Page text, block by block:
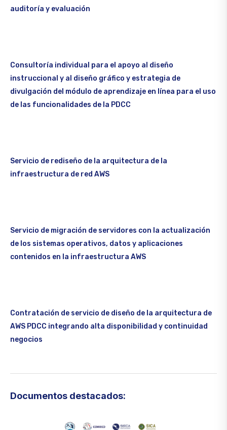
auditoría y evaluación
Consultoría individual para el apoyo al diseño
instruccional y al diseño gráfico y estrategia de
divulgación del módulo de aprendizaje en línea para el uso
de las funcionalidades de la PDCC
Servicio de rediseño de la arquitectura de la
infraestructura de red AWS
Servicio de migración de servidores con la actualización
de los sistemas operativos, datos y aplicaciones
contenidos en la infraestructura AWS
Contratación de servicio de diseño de la arquitectura de
AWS PDCC integrando alta disponibilidad y continuidad
negocios
Documentos destacados: